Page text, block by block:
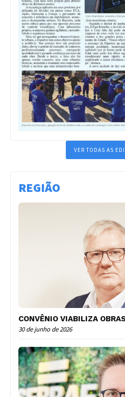
VER TODAS AS
REGIÃO
CONVÊNIO VIABILIZA
30 de junho de 2026